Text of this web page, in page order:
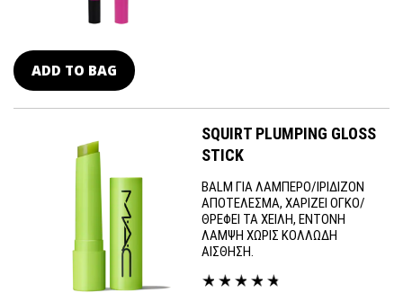
ADD TO BAG
SQUIRT PLUMPING GLOSS
STICK
BALM ΓΙΑ ΛΑΜΠΕΡΟ/ΙΡΙΔΙΖΟΝ
ΑΠΟΤΕΛΕΣΜΑ, ΧΑΡΙΖΕΙ ΟΓΚΟ/
ΘΡΕΦΕΙ ΤΑ ΧΕΙΛΗ, ΕΝΤΟΝΗ
ΛΑΜΨΗ ΧΩΡΙΣ ΚΟΛΛΩΔΗ
ΑΙΣΘΗΣΗ.